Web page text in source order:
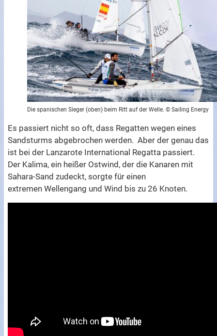
Die spanischen Sieger (oben) beim Ritt auf der Welle. © Sailing Energy
Es passiert nicht so oft, dass Regatten wegen eines
Sandsturms abgebrochen werden. Aber der genau das
ist bei der Lanzarote International Regatta passiert.
Der Kalima, ein heißer Ostwind, der die Kanaren mit
Sahara-Sand zudeckt, sorgte für einen
extremen Wellengang und Wind bis zu 26 Knoten.